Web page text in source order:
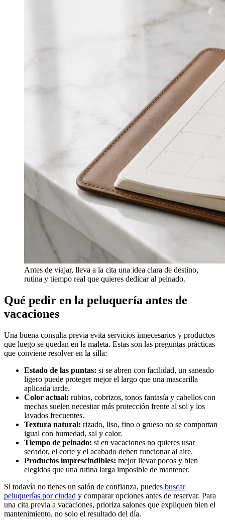
Antes de viajar, lleva a la cita una idea clara de destino,
rutina y tiempo real que quieres dedicar al peinado.
Qué pedir en la peluquería antes de
vacaciones
Una buena consulta previa evita servicios innecesarios y productos
que luego se quedan en la maleta. Estas son las preguntas prácticas
que conviene resolver en la silla:
Estado de las puntas: si se abren con facilidad, un saneado
ligero puede proteger mejor el largo que una mascarilla
aplicada tarde.
Color actual: rubios, cobrizos, tonos fantasía y cabellos con
mechas suelen necesitar más protección frente al sol y los
lavados frecuentes.
Textura natural: rizado, liso, fino o grueso no se comportan
igual con humedad, sal y calor.
Tiempo de peinado: si en vacaciones no quieres usar
secador, el corte y el acabado deben funcionar al aire.
Productos imprescindibles: mejor llevar pocos y bien
elegidos que una rutina larga imposible de mantener.
Si todavía no tienes un salón de confianza, puedes buscar
peluquerías por ciudad y comparar opciones antes de reservar. Para
una cita previa a vacaciones, prioriza salones que expliquen bien el
mantenimiento, no solo el resultado del día.